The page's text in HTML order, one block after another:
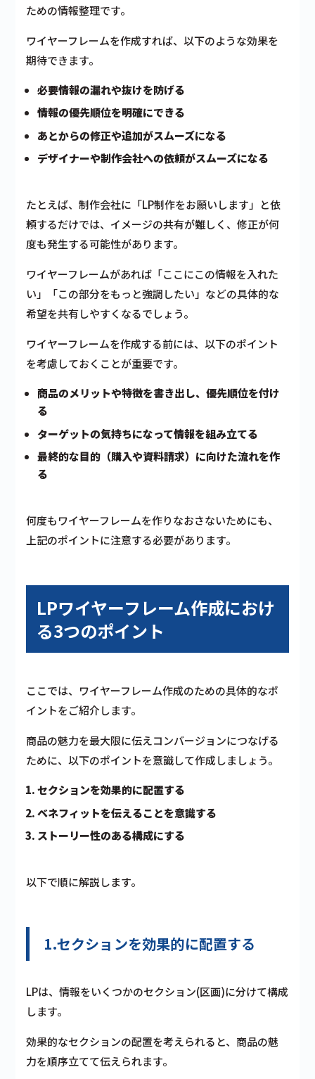
ための情報整理です。
ワイヤーフレームを作成すれば、以下のような効果を
期待できます。
必要情報の漏れや抜けを防げる
情報の優先順位を明確にできる
あとからの修正や追加がスムーズになる
デザイナーや制作会社への依頼がスムーズになる
たとえば、制作会社に「LP制作をお願いします」と依
頼するだけでは、イメージの共有が難しく、修正が何
度も発生する可能性があります。
ワイヤーフレームがあれば「ここにこの情報を入れた
い」「この部分をもっと強調したい」などの具体的な
希望を共有しやすくなるでしょう。
ワイヤーフレームを作成する前には、以下のポイント
を考慮しておくことが重要です。
商品のメリットや特徴を書き出し、優先順位を付け
る
ターゲットの気持ちになって情報を組み立てる
最終的な目的（購入や資料請求）に向けた流れを作
る
何度もワイヤーフレームを作りなおさないためにも、
上記のポイントに注意する必要があります。
LPワイヤーフレーム作成におけ
る3つのポイント
ここでは、ワイヤーフレーム作成のための具体的なポ
イントをご紹介します。
商品の魅力を最大限に伝えコンバージョンにつなげる
ために、以下のポイントを意識して作成しましょう。
セクションを効果的に配置する
ベネフィットを伝えることを意識する
ストーリー性のある構成にする
以下で順に解説します。
1.セクションを効果的に配置する
LPは、情報をいくつかのセクション(区画)に分けて構成
します。
効果的なセクションの配置を考えられると、商品の魅
力を順序立てて伝えられます。